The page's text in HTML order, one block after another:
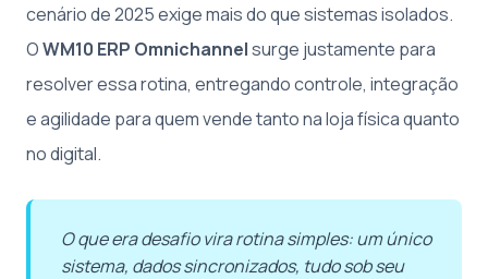
cenário de 2025 exige mais do que sistemas isolados.
OWM10 ERP Omnichannelsurge justamente para
resolver essa rotina, entregando controle, integração
e agilidade para quem vende tanto na loja física quanto
no digital.
O que era desafio vira rotina simples: um único
sistema, dados sincronizados, tudo sob seu